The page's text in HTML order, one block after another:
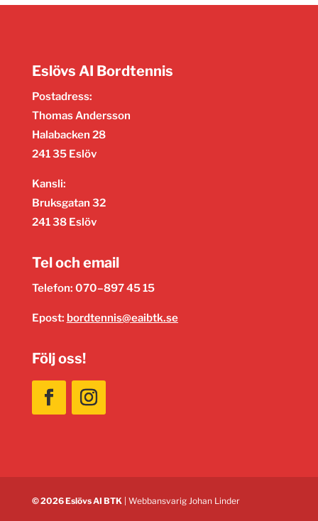
Eslövs AI Bordtennis
Postadress:
Thomas Andersson
Halabacken 28
241 35 Eslöv
Kansli:
Bruksgatan 32
241 38 Eslöv
Tel och email
Telefon: 070–897 45 15
Epost: bordtennis@eaibtk.se
Följ oss!
© 2026 Eslövs AI BTK | Webbansvarig Johan Linder